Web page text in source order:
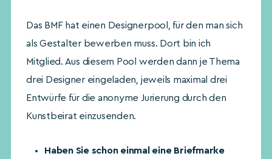
Das BMF hat einen Designerpool, für den man sich
als Gestalter bewerben muss. Dort bin ich
Mitglied. Aus diesem Pool werden dann je Thema
drei Designer eingeladen, jeweils maximal drei
Entwürfe für die anonyme Jurierung durch den
Kunstbeirat einzusenden.
Haben Sie schon einmal eine Briefmarke